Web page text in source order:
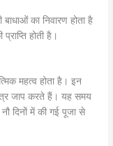
का निवारण होता है
होती है।
महत्व होता है। इन
जाप करते हैं। यह समय
दिनों में की गई पूजा से